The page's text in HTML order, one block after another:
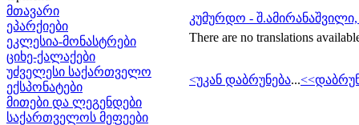
მთავარი
ეპარქიები
ეკლესია-მონასტრები
ციხე-ქალაქები
უძველესი საქართველო
ექსპონატები
მითები და ლეგენდები
საქართველოს მეფეები
კუმურდო -
There are no translations
<უკან დაბრუნება...